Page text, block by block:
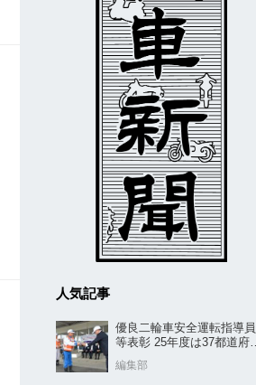
人気記事
優良二輪車安全運転指導員
等表彰 25年度は37都道府県
編集部